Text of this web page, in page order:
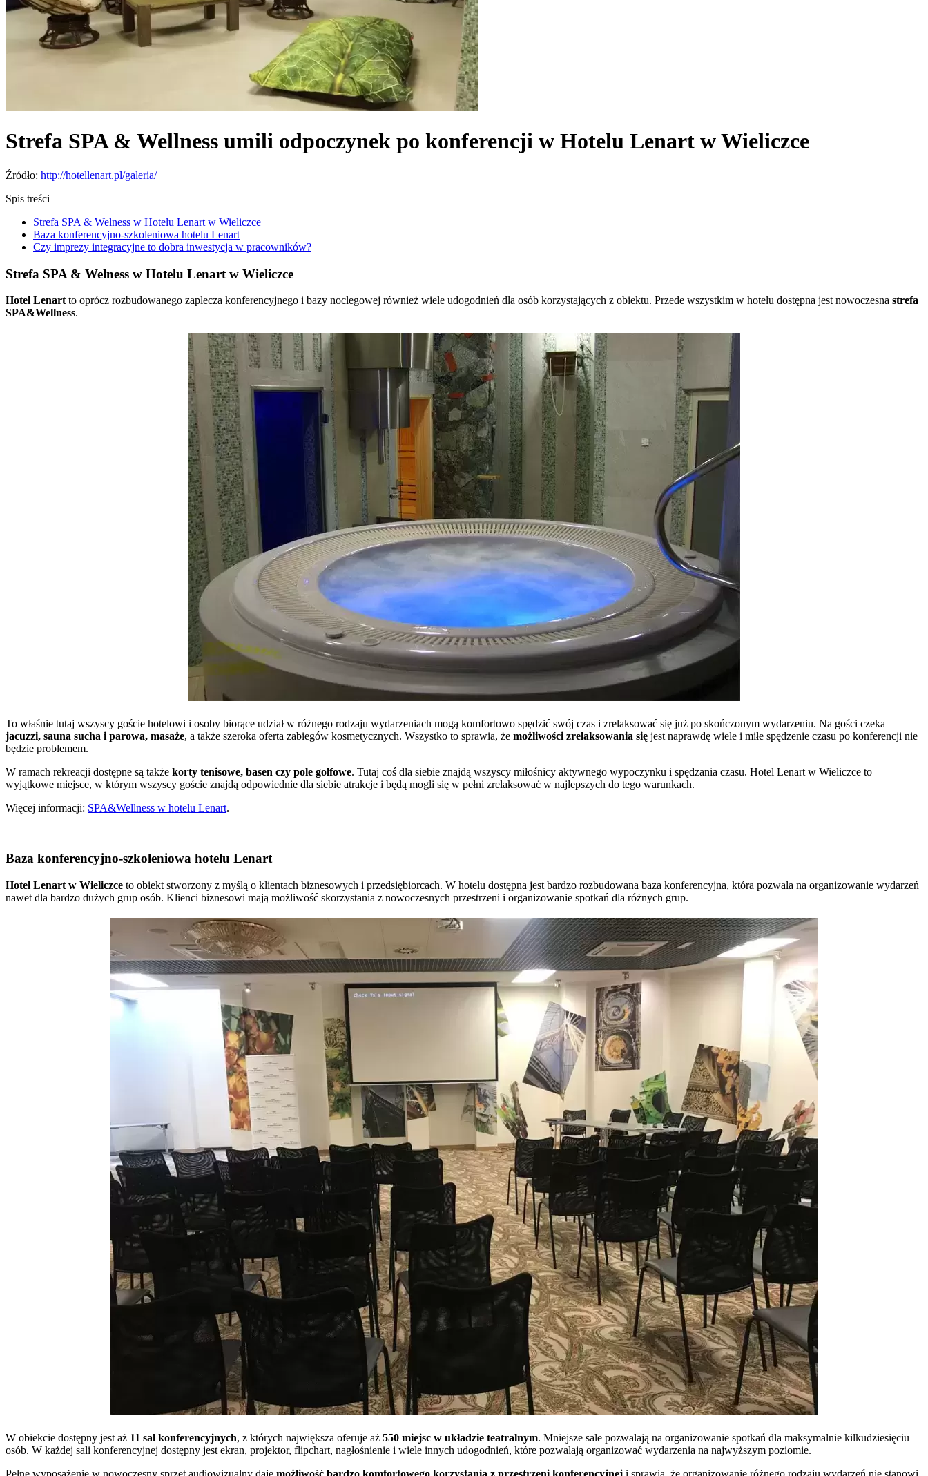
Strefa SPA & Wellness umili odpoczynek po konferencji w Hotelu Lenart w Wieliczce
Źródło: http://hotellenart.pl/galeria/
Spis treści
Strefa SPA & Welness w Hotelu Lenart w Wieliczce
Baza konferencyjno-szkoleniowa hotelu Lenart
Czy imprezy integracyjne to dobra inwestycja w pracowników?
Strefa SPA & Welness w Hotelu Lenart w Wieliczce
Hotel Lenart to oprócz rozbudowanego zaplecza konferencyjnego i bazy noclegowej również wiele udogodnień dla osób korzystających z obiektu. Przede wszystkim w hotelu dostępna jest nowoczesna strefa
SPA&Wellness.
To właśnie tutaj wszyscy goście hotelowi i osoby biorące udział w różnego rodzaju wydarzeniach mogą komfortowo spędzić swój czas i zrelaksować się już po skończonym wydarzeniu. Na gości czeka
jacuzzi, sauna sucha i parowa, masaże, a także szeroka oferta zabiegów kosmetycznych. Wszystko to sprawia, że możliwości zrelaksowania się jest naprawdę wiele i miłe spędzenie czasu po konferencji nie
będzie problemem.
W ramach rekreacji dostępne są także korty tenisowe, basen czy pole golfowe. Tutaj coś dla siebie znajdą wszyscy miłośnicy aktywnego wypoczynku i spędzania czasu. Hotel Lenart w Wieliczce to
wyjątkowe miejsce, w którym wszyscy goście znajdą odpowiednie dla siebie atrakcje i będą mogli się w pełni zrelaksować w najlepszych do tego warunkach.
Więcej informacji: SPA&Wellness w hotelu Lenart.
Baza konferencyjno-szkoleniowa hotelu Lenart
Hotel Lenart w Wieliczce to obiekt stworzony z myślą o klientach biznesowych i przedsiębiorcach. W hotelu dostępna jest bardzo rozbudowana baza konferencyjna, która pozwala na organizowanie wydarzeń
nawet dla bardzo dużych grup osób. Klienci biznesowi mają możliwość skorzystania z nowoczesnych przestrzeni i organizowanie spotkań dla różnych grup.
W obiekcie dostępny jest aż 11 sal konferencyjnych, z których największa oferuje aż 550 miejsc w układzie teatralnym. Mniejsze sale pozwalają na organizowanie spotkań dla maksymalnie kilkudziesięciu
osób. W każdej sali konferencyjnej dostępny jest ekran, projektor, flipchart, nagłośnienie i wiele innych udogodnień, które pozwalają organizować wydarzenia na najwyższym poziomie.
Pełne wyposażenie w nowoczesny sprzęt audiowizualny daje możliwość bardzo komfortowego korzystania z przestrzeni konferencyjnej i sprawia, że organizowanie różnego rodzaju wydarzeń nie stanowi